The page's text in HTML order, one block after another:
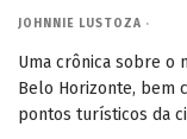
JOHNNIE LUSTOZA ·
Uma crônica sobre o
Belo Horizonte, bem
pontos turísticos da